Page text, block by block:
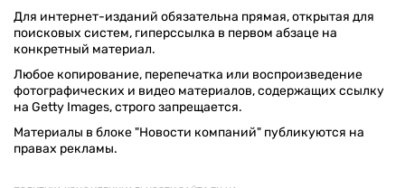
Для интернет-изданий обязательна прямая, открытая для
поисковых систем, гиперссылка в первом абзаце на
конкретный материал.
Любое копирование, перепечатка или воспроизведение
фотографических и видео материалов, содержащих ссылку
на Getty Images, строго запрещается.
Материалы в блоке "Новости компаний" публикуются на
правах рекламы.